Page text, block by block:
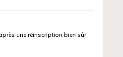
une réinscription bien sûr